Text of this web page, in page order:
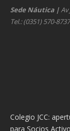
Sede Náutica |Av
Tel.: (0351) 570-
Colegio JCC:
para Socios